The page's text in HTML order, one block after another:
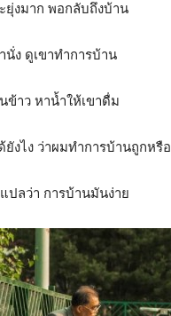
ยุ่งมาก พอกลับถึงบ้าน
นั่ง ดูเขาทำการบ้าน
ข้าว หาน้ำให้เขาดื่ม
งไง ว่าผมทำการบ้านถูกหรื
ปลว่า การบ้านมันง่าย